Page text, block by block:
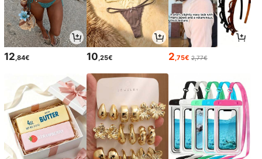
12 ,84€ 10 ,25€ 2 ,75€ 2,77€